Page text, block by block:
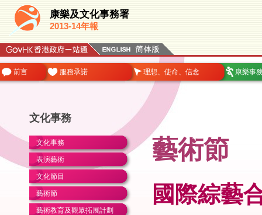
康樂及文化事務署
2013-14年報
前言 服務承諾 理想、使命、信念 康樂事
文化事務
文化事務
表演藝術
文化節目
藝術節
藝術教育及觀眾拓展計劃
藝術節
國際綜藝